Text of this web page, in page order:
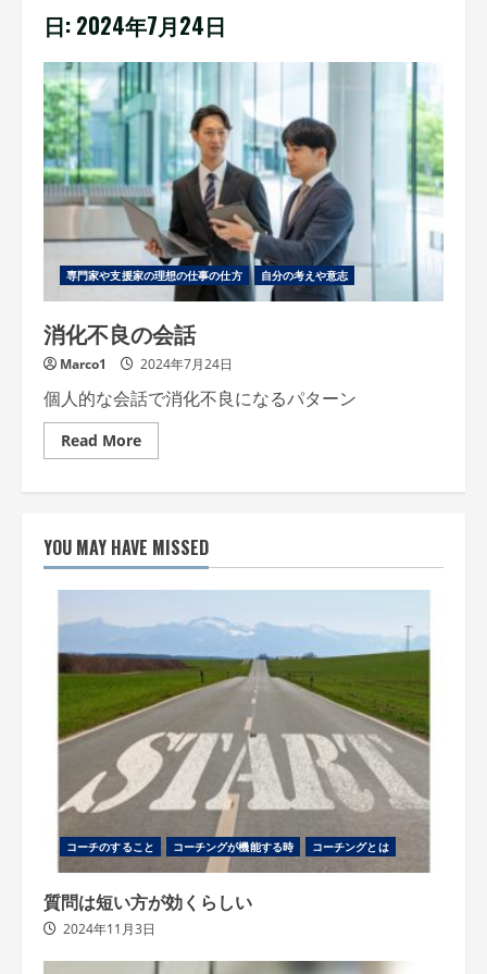
日: 2024年7月24日
専門家や支援家の理想の仕事の仕方 自分の考えや意志
消化不良の会話
Marco1 2024年7月24日
個人的な会話で消化不良になるパターン
Read MoreRead
more
の
会
YOU MAY HAVE MISSED
コーチのすること コーチングが機能する時 コーチングとは
質問は短い方が効くらしい
2024年11月3日